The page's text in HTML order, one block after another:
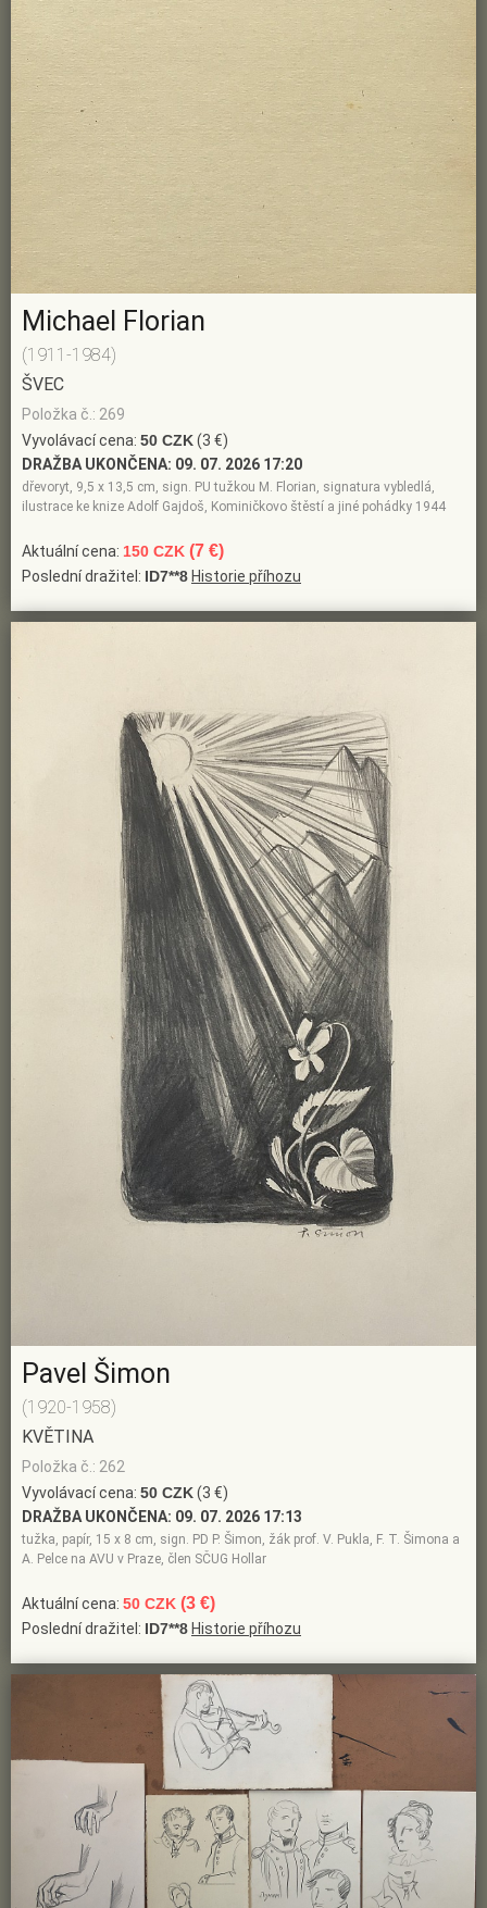
Michael Florian
(1911-1984)
ŠVEC
Položka č.: 269
Vyvolávací cena: 50 CZK(3 €)
DRAŽBA UKONČENA: 09. 07. 2026 17:20
dřevoryt, 9,5 x 13,5 cm, sign. PU tužkou M. Florian, signatura vybledlá,
ilustrace ke knize Adolf Gajdoš, Kominičkovo štěstí a jiné pohádky 1944
Aktuální cena: 150 CZK (7 €)
Poslední dražitel: ID7**8 Historie příhozu
Pavel Šimon
(1920-1958)
KVĚTINA
Položka č.: 262
Vyvolávací cena: 50 CZK(3 €)
DRAŽBA UKONČENA: 09. 07. 2026 17:13
tužka, papír, 15 x 8 cm, sign. PD P. Šimon, žák prof. V. Pukla, F. T. Šimona a
A. Pelce na AVU v Praze, člen SČUG Hollar
Aktuální cena: 50 CZK (3 €)
Poslední dražitel: ID7**8 Historie příhozu